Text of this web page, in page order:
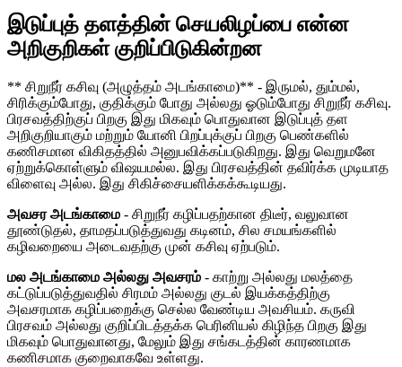
இடுப்புத் தளத்தின் செயலிழப்பை என்ன
அறிகுறிகள் குறிப்பிடுகின்றன
** சிறுநீர் கசிவு (அழுத்தம் அடங்காமை)** - இருமல், தும்மல்,
சிரிக்கும்போது, ​​குதிக்கும் போது அல்லது ஓடும்போது சிறுநீர் கசிவு.
பிரசவத்திற்குப் பிறகு இது மிகவும் பொதுவான இடுப்புத் தள
அறிகுறியாகும் மற்றும் யோனி பிறப்புக்குப் பிறகு பெண்களில்
கணிசமான விகிதத்தில் அனுபவிக்கப்படுகிறது. இது வெறுமனே
ஏற்றுக்கொள்ளும் விஷயமல்ல. இது பிரசவத்தின் தவிர்க்க முடியாத
விளைவு அல்ல. இது சிகிச்சையளிக்கக்கூடியது.
அவசர அடங்காமை - சிறுநீர் கழிப்பதற்கான திடீர், வலுவான
தூண்டுதல், தாமதப்படுத்துவது கடினம், சில சமயங்களில்
கழிவறையை அடைவதற்கு முன் கசிவு ஏற்படும்.
மல அடங்காமை அல்லது அவசரம் - காற்று அல்லது மலத்தை
கட்டுப்படுத்துவதில் சிரமம் அல்லது குடல் இயக்கத்திற்கு
அவசரமாக கழிப்பறைக்கு செல்ல வேண்டிய அவசியம். கருவி
பிரசவம் அல்லது குறிப்பிடத்தக்க பெரினியல் கிழிந்த பிறகு இது
மிகவும் பொதுவானது, மேலும் இது சங்கடத்தின் காரணமாக
கணிசமாக குறைவாகவே உள்ளது.